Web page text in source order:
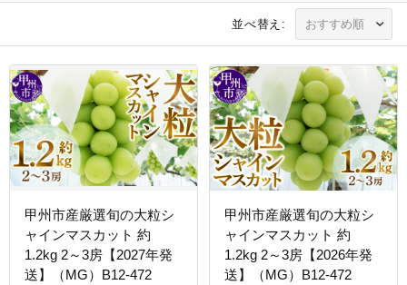
並べ替え:
甲州市産厳選旬の大粒シ
ャインマスカット 約
1.2kg 2～3房【2027年発
送】（MG）B12-472
甲州市産厳選旬の大粒シ
ャインマスカット 約
1.2kg 2～3房【2026年発
送】（MG）B12-472